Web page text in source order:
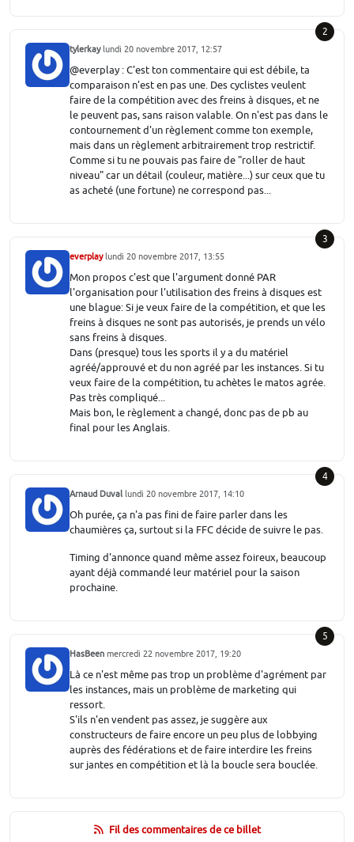
2
tylerkaylundi 20 novembre 2017, 12:57
@everplay : C'est ton commentaire qui est débile, ta
comparaison n'est en pas une. Des cyclistes veulent
faire de la compétition avec des freins à disques, et ne
le peuvent pas, sans raison valable. On n'est pas dans le
contournement d'un règlement comme ton exemple,
mais dans un règlement arbitrairement trop restrictif.
Comme si tu ne pouvais pas faire de "roller de haut
niveau" car un détail (couleur, matière...) sur ceux que tu
as acheté (une fortune) ne correspond pas...
3
everplaylundi 20 novembre 2017, 13:55
Mon propos c'est que l'argument donné PAR
l'organisation pour l'utilisation des freins à disques est
une blague: Si je veux faire de la compétition, et que les
freins à disques ne sont pas autorisés, je prends un vélo
sans freins à disques.
Dans (presque) tous les sports il y a du matériel
agréé/approuvé et du non agréé par les instances. Si tu
veux faire de la compétition, tu achètes le matos agrée.
Pas très compliqué...
Mais bon, le règlement a changé, donc pas de pb au
final pour les Anglais.
4
Arnaud Duval lundi 20 novembre 2017, 14:10
Oh purée, ça n'a pas fini de faire parler dans les
chaumières ça, surtout si la FFC décide de suivre le pas.
Timing d'annonce quand même assez foireux, beaucoup
ayant déjà commandé leur matériel pour la saison
prochaine.
5
HasBeen mercredi 22 novembre 2017, 19:20
Là ce n'est même pas trop un problème d'agrément par
les instances, mais un problème de marketing qui
ressort.
S'ils n'en vendent pas assez, je suggère aux
constructeurs de faire encore un peu plus de lobbying
auprès des fédérations et de faire interdire les freins
sur jantes en compétition et là la boucle sera bouclée.
Fil des commentaires de ce billet